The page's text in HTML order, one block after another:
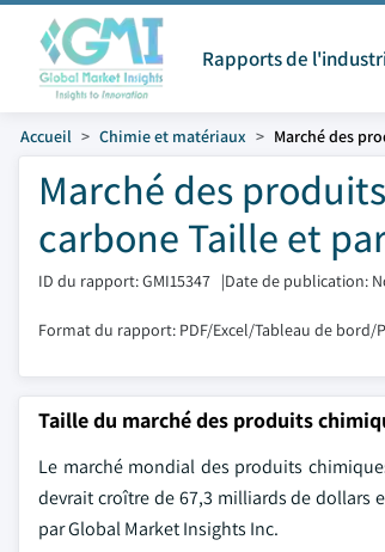
Rapports de
Accueil Chimie et matériaux Marché des
Marché des
carbone Taille et
ID du rapport: GMI15347 |Date de publication:
Format du rapport: PDF/Excel/Tableau de bord/
Taille du marché des produits
Le marché mondial des produits
devrait croître de 67,3 milliards de dollars
par Global Market Insights Inc.